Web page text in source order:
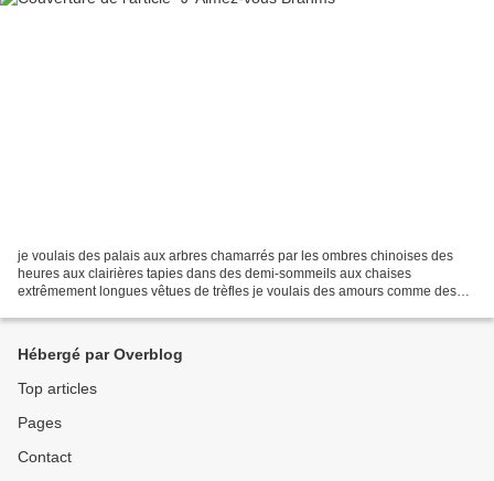
je voulais des palais aux arbres chamarrés par les ombres chinoises des
heures aux clairières tapies dans des demi-sommeils aux chaises
extrêmement longues vêtues de trèfles je voulais des amours comme des
Hébergé par Overblog
Top articles
Pages
Contact